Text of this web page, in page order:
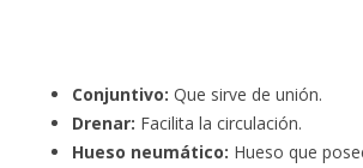
Conjuntivo: Que sirve de unión.
Drenar: Facilita la circulación.
Hueso neumático: Hueso que